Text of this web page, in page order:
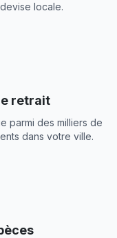
locale.
retrait
parmi des milliers de
dans votre ville.